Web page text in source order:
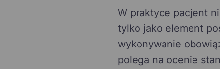
W praktyce pacjent
tylko jako element
wykonywanie
polega na ocenie